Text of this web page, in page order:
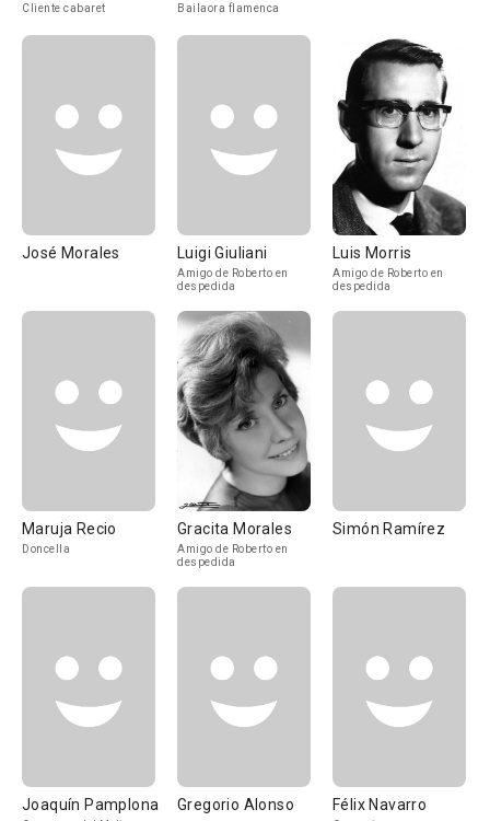
Cliente cabaret Bailaora flamenca
José Morales Luigi Giuliani
Amigo de Roberto en
despedida
Luis Morris
Amigo de Roberto en
despedida
Maruja Recio
Doncella
Gracita Morales
Amigo de Roberto en
despedida
Simón Ramírez
Joaquín Pamplona Gregorio Alonso Félix Navarro